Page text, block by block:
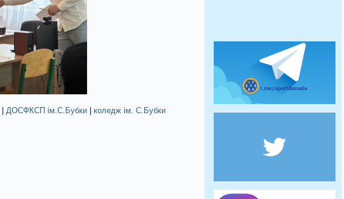
ДОСФКСП ім.С.Бубки
коледж ім. С.Бубки